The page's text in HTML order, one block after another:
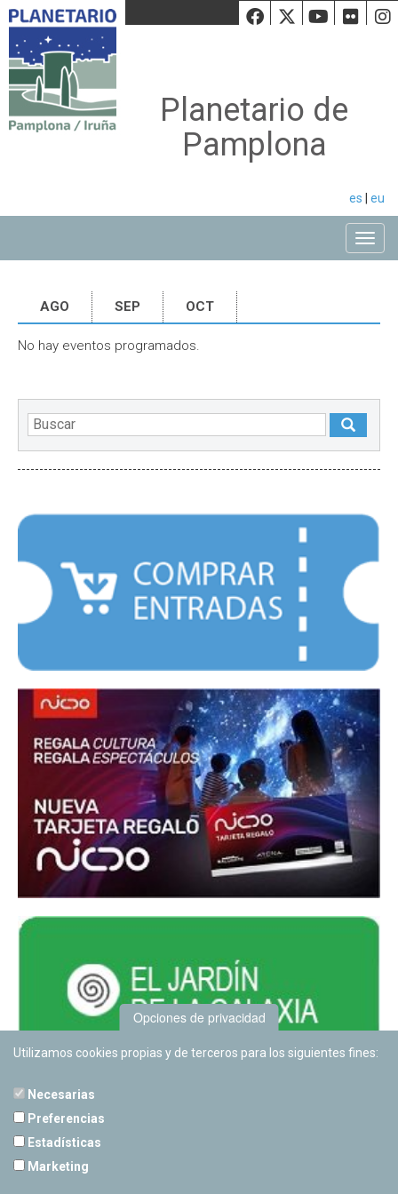
Facebook
Twiiter
Planetario de
Pamplona
es eu
AGO SEP OCT
No hay eventos programados.
Opciones de privacidad
Utilizamos cookies propias y de terceros para los siguientes fines:
Necesarias
Preferencias
Estadísticas
Marketing